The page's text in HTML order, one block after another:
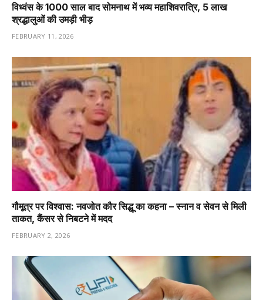
विध्वंस के 1000 साल बाद सोमनाथ में भव्य महाशिवरात्रि, 5 लाख
श्रद्धालुओं की उमड़ी भीड़
FEBRUARY 11, 2026
गौमूत्र पर विश्वास: नवजोत कौर सिद्धू का कहना – स्नान व सेवन से मिली
ताकत, कैंसर से निबटने में मदद
FEBRUARY 2, 2026